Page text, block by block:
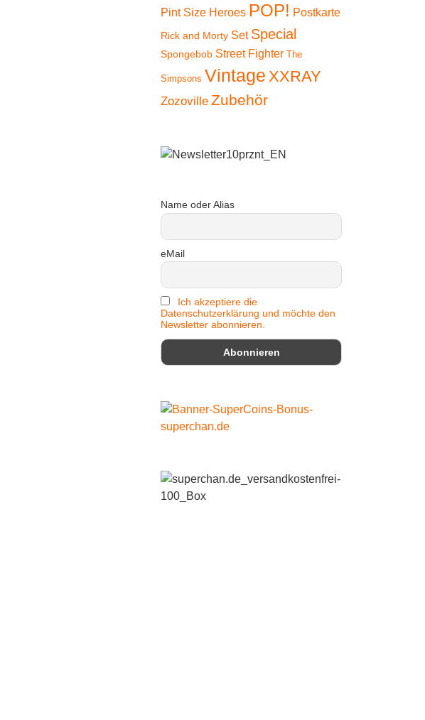
Pint Size Heroes POP! Postkarte
Rick and Morty Set Special
Spongebob Street Fighter The
Simpsons Vintage XXRAY
Zozoville Zubehör
Name oder Alias
eMail
Ich akzeptiere die
Datenschutzerklärung und möchte den
Newsletter abonnieren.